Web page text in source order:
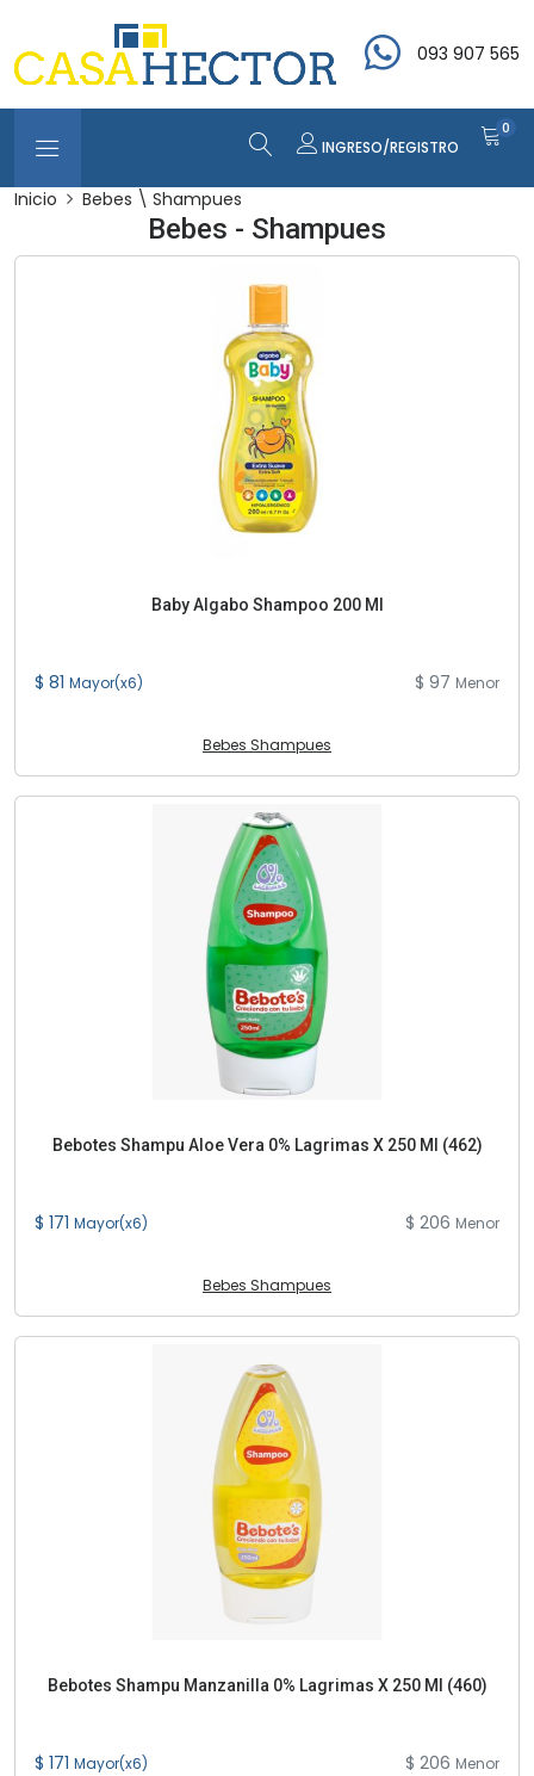
093 907 565
INGRESO/REGISTRO
0
Inicio Bebes \ Shampues
Bebes - Shampues
Baby Algabo Shampoo 200 Ml
$ 81 Mayor(x6) $ 97 Menor
Bebes Shampues
Bebotes Shampu Aloe Vera 0% Lagrimas X 250 Ml (462)
$ 171 Mayor(x6) $ 206 Menor
Bebes Shampues
Bebotes Shampu Manzanilla 0% Lagrimas X 250 Ml (460)
$ 171 Mayor(x6) $ 206 Menor